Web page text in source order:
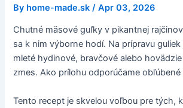
By home-made.sk /Apr 03, 2026
Chutné mäsové guľky v pikantnej
sa k nim výborne hodí. Na prípravu
mleté hydinové, bravčové alebo
zmes. Ako prílohu odporúčame
Tento recept je skvelou voľbou pre tých,